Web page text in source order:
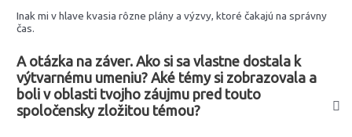
Inak mi v hlave kvasia rôzne plány a výzvy, ktoré čakajú na správny
čas.
A otázka na záver. Ako si sa vlastne dostala k
výtvarnému umeniu? Aké témy si zobrazovala a
boli v oblasti tvojho záujmu pred touto
spoločensky zložitou témou?